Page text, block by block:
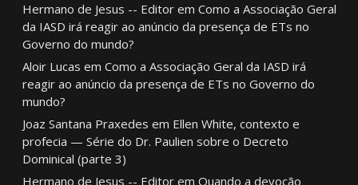
Hermano de Jesus -- Editorem Como a Associação Geral
da IASD irá reagir ao anúncio da presença de ETs no
Governo do mundo?
Aloir Lucas em Como a Associação Geral da IASD irá
reagir ao anúncio da presença de ETs no Governo do
mundo?
Joaz Santana Praxedes em Ellen White, contexto e
profecia — Série do Dr. Paulien sobre o Decreto
Dominical (parte 3)
Hermano de Jesus -- Editorem Quando a devoção